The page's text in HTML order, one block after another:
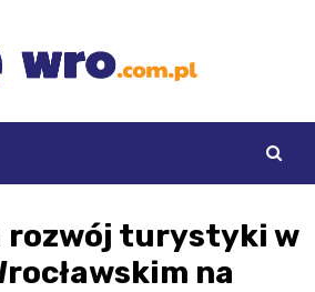
rozwój turystyki w
na